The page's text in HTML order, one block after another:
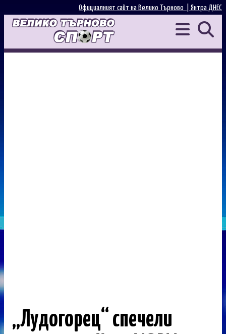
Янтра ДНЕС
Официалният сайт на Велико Търново |
„Лудогорец“ спечели